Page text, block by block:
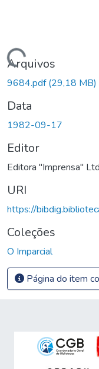
Carregando...
Arquivos
9684.pdf(29,18 MB)
Data
1982-09-17
Editor
Editora "Imprensa"
URI
https://
Coleções
O Imparcial
Página do item